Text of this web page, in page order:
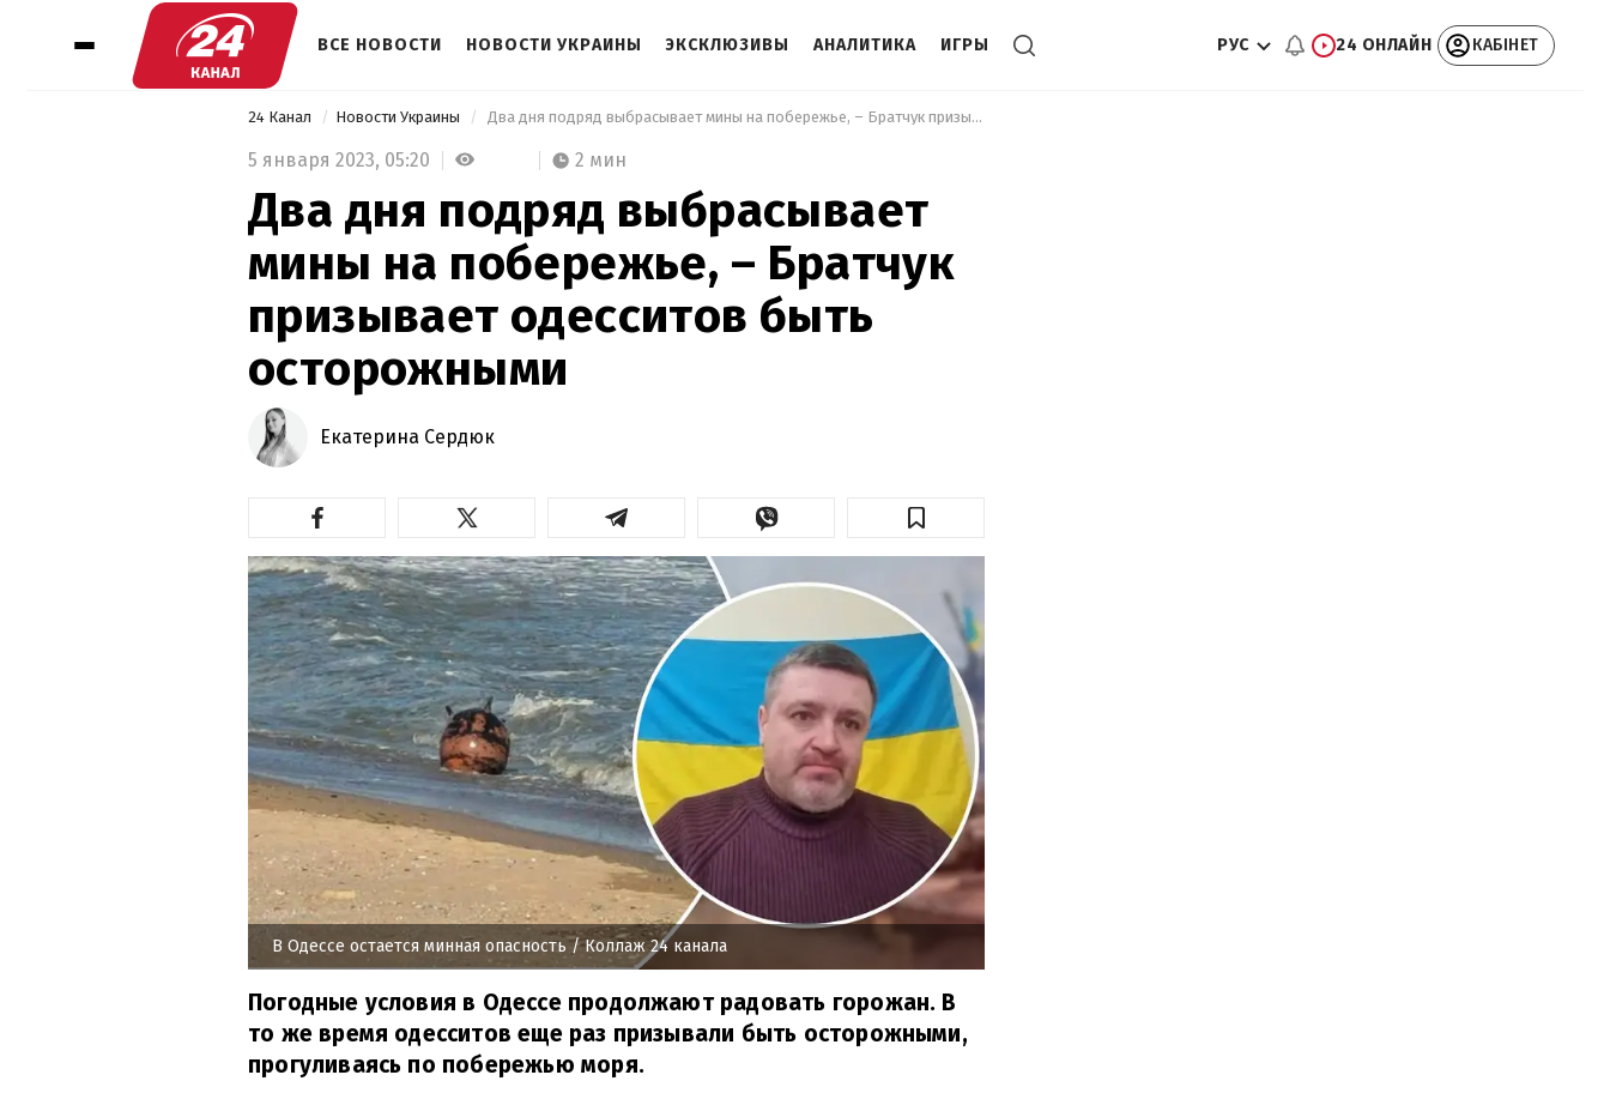
ВСЕ НОВОСТИ НОВОСТИ УКРАИНЫ ЭКСКЛЮЗИВЫ АНАЛИТИКА ИГРЫ РУС 24 ОНЛАЙН КАБІНЕТ
24 Канал Новости Украины Два дня подряд выбрасывает мины на побережье, – Братчук призывает одесситов быть осторожными
5 января 2023, 05:20 2 мин
Два дня подряд выбрасывает
мины на побережье, – Братчук
призывает одесситов быть
осторожными
Екатерина Сердюк
В Одессе остается минная опасность/ Коллаж 24 канала
Погодные условия в Одессе продолжают радовать горожан. В
то же время одесситов еще раз призывали быть осторожными,
прогуливаясь по побережью моря.